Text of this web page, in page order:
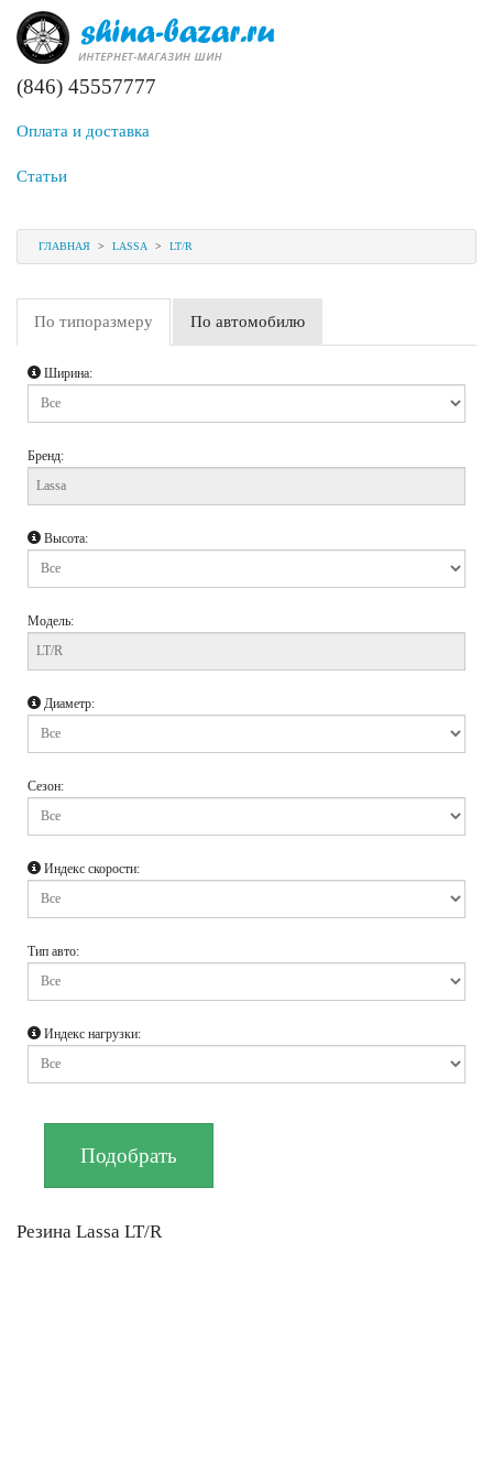
(846) 45557777
Оплата и доставка
Статьи
ГЛАВНАЯ > LASSA > LT/R
По типоразмеру По автомобилю
Ширина:
Бренд:
Высота:
Модель:
Диаметр:
Сезон:
Индекс скорости:
Тип авто:
Индекс нагрузки:
Резина Lassa LT/R